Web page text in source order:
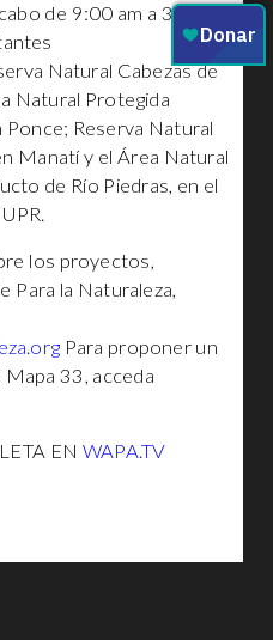
de 9:00 am a 3:00
Natural Cabezas de
Natural Protegida
Ponce; Reserva Natural
Manatí y el Área Natural
de Río Piedras, en el
los proyectos,
Para la Naturaleza,
Para proponer un
33, acceda
EN WAPA.TV